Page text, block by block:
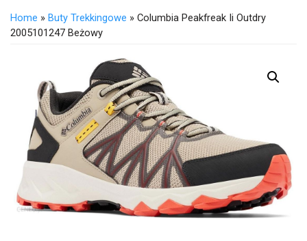
Home » Buty Trekkingowe » Columbia Peakfreak Ii Outdry
2005101247 Beżowy